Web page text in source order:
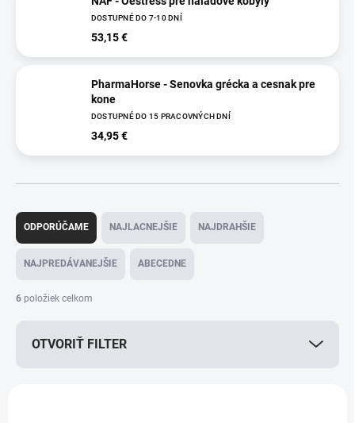
DOSTUPNÉ DO 7-10 DNÍ
53,15 €
PharmaHorse - Senovka grécka a cesnak pre
kone
DOSTUPNÉ DO 15 PRACOVNÝCH DNÍ
34,95 €
R
d
i
ODPORÚČAME NAJLACNEJŠIE NAJDRAHŠIE
NAJPREDÁVANEJŠIE ABECEDNE
6 položiek celkom
OTVORIŤ FILTER